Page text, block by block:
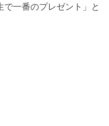
一番のプレゼント」と